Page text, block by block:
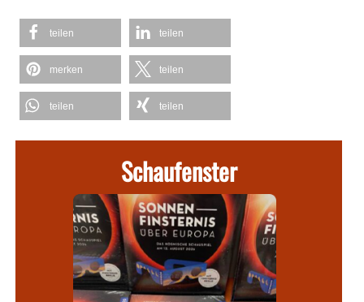
teilen teilen
merken teilen
teilen teilen
Schaufenster